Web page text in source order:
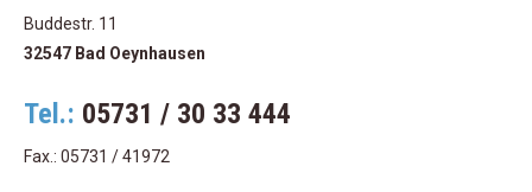
Buddestr. 11
32547 Bad Oeynhausen
Tel.: 05731 / 30 33 444
Fax.: 05731 / 41972